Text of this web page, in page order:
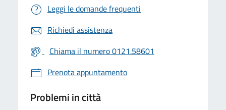
Leggi le domande frequenti
Richiedi assistenza
Chiama il numero 0121.58601
Prenota appuntamento
Problemi in città